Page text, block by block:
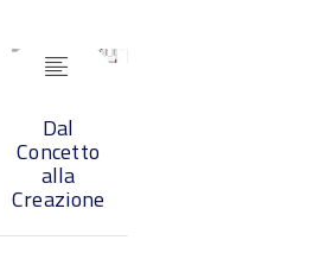
Dal
Concetto
alla
Creazione